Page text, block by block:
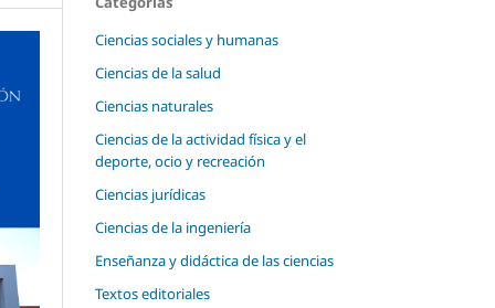
Ciencias sociales y humanas
Ciencias de la salud
Ciencias naturales
Ciencias de la actividad física y el
deporte, ocio y recreación
Ciencias jurídicas
Ciencias de la ingeniería
Enseñanza y didáctica de las ciencias
Textos editoriales